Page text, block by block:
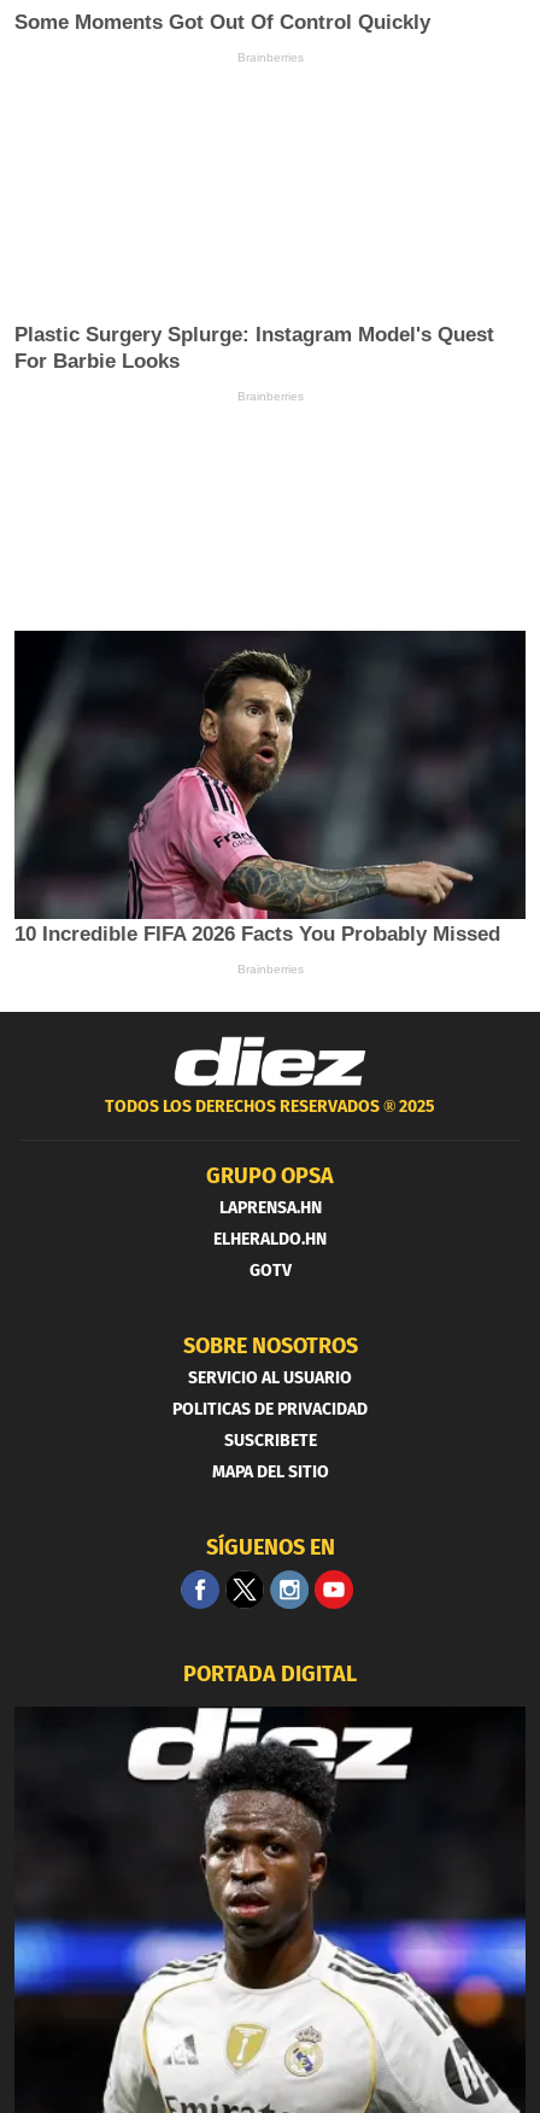
TODOS LOS DERECHOS RESERVADOS ®2025
GRUPO OPSA
LAPRENSA.HN
ELHERALDO.HN
GOTV
SOBRE NOSOTROS
SERVICIO AL USUARIO
POLITICAS DE PRIVACIDAD
SUSCRIBETE
MAPA DEL SITIO
SÍGUENOS EN
PORTADA DIGITAL